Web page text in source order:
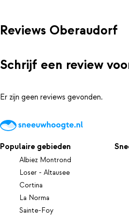
Reviews Oberaudorf
Schrijf een review
Er zijn geen reviews gevonden.
Populaire gebieden
Albiez Montrond
Loser - Altausee
Cortina
La Norma
Sainte-Foy